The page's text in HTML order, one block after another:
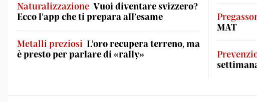
Naturalizzazione Vuoi diventare svizzero?
Ecco l’app che ti prepara all’esame
Metalli preziosi L'oro recupera terreno, ma
è presto per parlare di «rally»
MAT